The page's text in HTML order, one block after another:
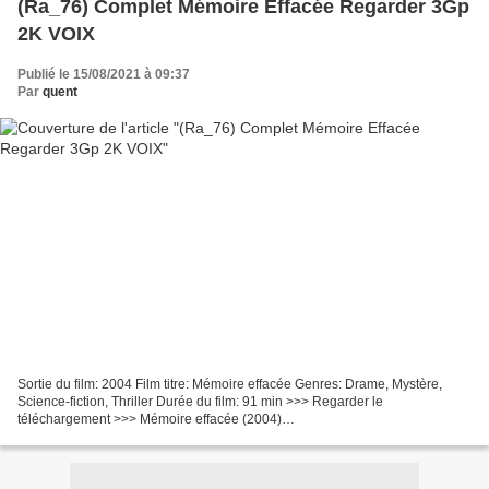
(Ra_76) Complet Mémoire Effacée Regarder 3Gp
2K VOIX
Publié le 15/08/2021 à 09:37
Par quent
Sortie du film: 2004 Film titre: Mémoire effacée Genres: Drame, Mystère,
Science-fiction, Thriller Durée du film: 91 min >>> Regarder le
téléchargement >>> Mémoire effacée (2004)
Moore, Dominic West,...